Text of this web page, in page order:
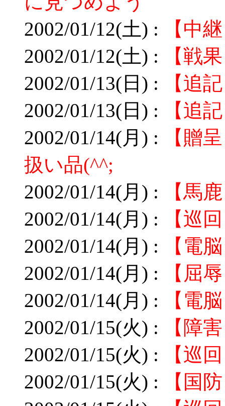
2002/01/12(土) :
【中
2002/01/12(土) :
【戦
2002/01/13(日) :
【追
2002/01/13(日) :
【追
2002/01/14(月) :
【贈
扱い品(^^;
2002/01/14(月) :
【馬
2002/01/14(月) :
【巡
2002/01/14(月) :
【電
2002/01/14(月) :
【屈
2002/01/14(月) :
【電
2002/01/15(火) :
【障
2002/01/15(火) :
【巡
2002/01/15(火) :
【国